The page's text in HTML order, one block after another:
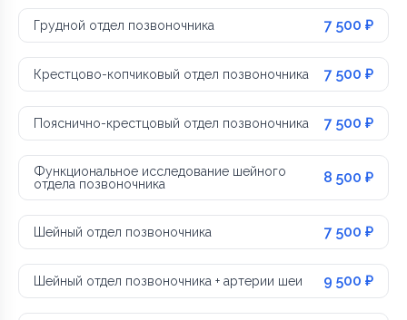
Грудной отдел позвоночника 7 500 ₽
Крестцово-копчиковый отдел позвоночника 7 500 ₽
Пояснично-крестцовый отдел позвоночника 7 500 ₽
Функциональное исследование шейного
отдела позвоночника
8 500 ₽
Шейный отдел позвоночника 7 500 ₽
Шейный отдел позвоночника + артерии шеи 9 500 ₽